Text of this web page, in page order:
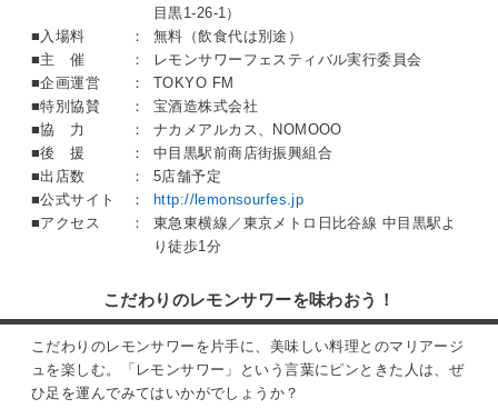
目黒1-26-1）
■入場料 ：
無料（飲食代は別途）
■主 催 ：
レモンサワーフェスティバル実行委員会
■企画運営 ：
TOKYO FM
■特別協賛 ：
宝酒造株式会社
■協 力 ：
ナカメアルカス、NOMOOO
■後 援 ：
中目黒駅前商店街振興組合
■出店数 ：
5店舗予定
■公式サイト ：
http://lemonsourfes.jp
■アクセス ：
東急東横線／東京メトロ日比谷線 中目黒駅よ
り徒歩1分
こだわりのレモンサワーを味わおう！
こだわりのレモンサワーを片手に、美味しい料理とのマリアージ
ュを楽しむ。「レモンサワー」という言葉にピンときた人は、ぜ
ひ足を運んでみてはいかがでしょうか？